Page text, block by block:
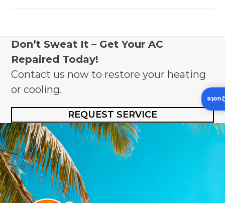
Don’t Sweat It – Get Your AC
Repaired Today!
Contact us now to restore your heating
or cooling.
REQUEST SERVICE